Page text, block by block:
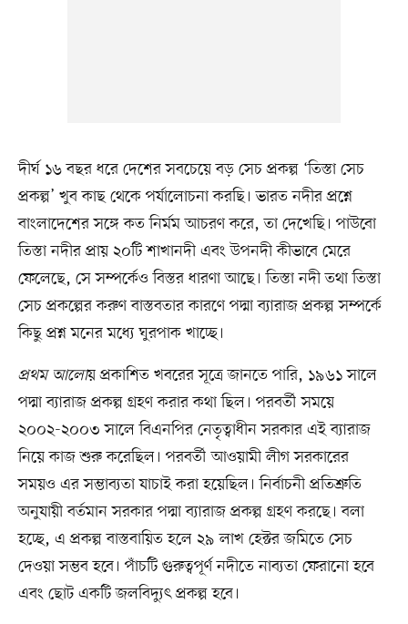
দীর্ঘ ১৬ বছর ধরে দেশের সবচেয়ে বড় সেচ প্রকল্প ‘তিস্তা সেচ
প্রকল্প’ খুব কাছ থেকে পর্যালোচনা করছি। ভারত নদীর প্রশ্নে
বাংলাদেশের সঙ্গে কত নির্মম আচরণ করে, তা দেখেছি। পাউবো
তিস্তা নদীর প্রায় ২০টি শাখানদী এবং উপনদী কীভাবে মেরে
ফেলেছে, সে সম্পর্কেও বিস্তর ধারণা আছে। তিস্তা নদী তথা তিস্তা
সেচ প্রকল্পের করুণ বাস্তবতার কারণে পদ্মা ব্যারাজ প্রকল্প সম্পর্কে
কিছু প্রশ্ন মনের মধ্যে ঘুরপাক খাচ্ছে।
প্রথম আলোয় প্রকাশিত খবরের সূত্রে জানতে পারি, ১৯৬১ সালে
পদ্মা ব্যারাজ প্রকল্প গ্রহণ করার কথা ছিল। পরবর্তী সময়ে
২০০২-২০০৩ সালে বিএনপির নেতৃত্বাধীন সরকার এই ব্যারাজ
নিয়ে কাজ শুরু করেছিল। পরবর্তী আওয়ামী লীগ সরকারের
সময়ও এর সম্ভাব্যতা যাচাই করা হয়েছিল। নির্বাচনী প্রতিশ্রুতি
অনুযায়ী বর্তমান সরকার পদ্মা ব্যারাজ প্রকল্প গ্রহণ করছে। বলা
হচ্ছে, এ প্রকল্প বাস্তবায়িত হলে ২৯ লাখ হেক্টর জমিতে সেচ
দেওয়া সম্ভব হবে। পাঁচটি গুরুত্বপূর্ণ নদীতে নাব্যতা ফেরানো হবে
এবং ছোট একটি জলবিদ্যুৎ প্রকল্প হবে।